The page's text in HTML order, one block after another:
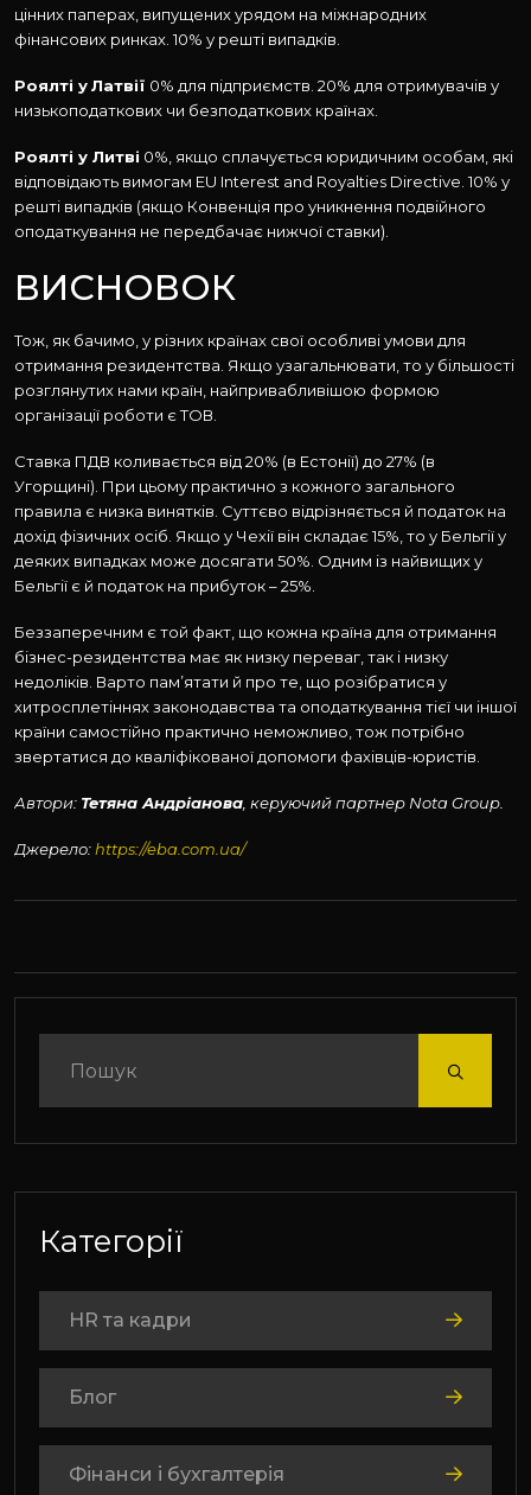
цінних паперах, випущених урядом на міжнародних
фінансових ринках. 10% у решті випадків.
Роялті уЛатвії 0% для підприємств. 20% для отримувачів у
низькоподаткових чи безподаткових країнах.
Роялті у Литві 0%, якщо сплачується юридичним особам, які
відповідають вимогам EU Interest and Royalties Directive. 10% у
решті випадків (якщо Конвенція про уникнення подвійного
оподаткування не передбачає нижчої ставки).
ВИСНОВОК
Тож, як бачимо, у різних країнах свої особливі умови для
отримання резидентства. Якщо узагальнювати, то у більшості
розглянутих нами країн, найпривабливішою формою
організації роботи є ТОВ.
Ставка ПДВ коливається від 20% (в Естонії) до 27% (в
Угорщині). При цьому практично з кожного загального
правила є низка винятків. Суттєво відрізняється й податок на
дохід фізичних осіб. Якщо у Чехії він складає 15%, то у Бельгії у
деяких випадках може досягати 50%. Одним із найвищих у
Бельгії є й податок на прибуток – 25%.
Беззаперечним є той факт, що кожна країна для отримання
бізнес-резидентства має як низку переваг, так і низку
недоліків. Варто пам’ятати й про те, що розібратися у
хитросплетіннях законодавства та оподаткування тієї чи іншої
країни самостійно практично неможливо, тож потрібно
звертатися до кваліфікованої допомоги фахівців-юристів.
Автори: Тетяна Андріанова , керуючий партнер Nota Group.
Джерело: https://eba.com.ua/
Категорії
HR та кадри
Блог
Фінанси і бухгалтерія